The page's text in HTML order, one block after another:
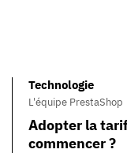
Technologie
L'équipe PrestaShop
Adopter la
commencer ?